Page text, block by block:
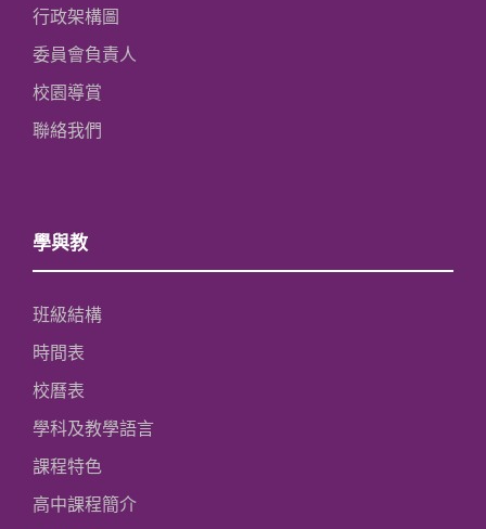
行政架構圖
委員會負責人
校園導賞
聯絡我們
學與教
班級結構
時間表
校曆表
學科及教學語言
課程特色
高中課程簡介